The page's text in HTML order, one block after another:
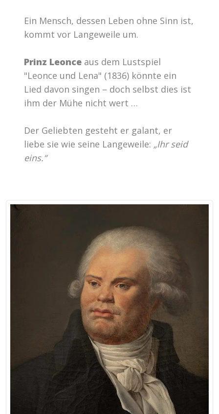
Ein Mensch, dessen Leben ohne Sinn ist,
kommt vor Langeweile um.
Prinz Leonce aus dem Lustspiel
"Leonce und Lena" (1836) könnte ein
Lied davon singen – doch selbst dies ist
ihm der Mühe nicht wert …
Der Geliebten gesteht er galant, er
liebe sie wie seine Langeweile: „Ihr seid
eins.“